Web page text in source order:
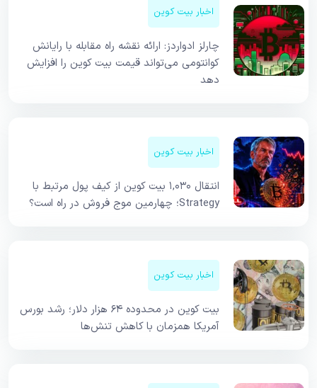
اخبار بیت کوین
چارلز ادواردز: ارائه نقشه راه مقابله با رایانش
کوانتومی می‌تواند قیمت بیت کوین را افزایش
دهد
اخبار بیت کوین
انتقال ۱,۰۳۰ بیت کوین از کیف پول مرتبط با
Strategy؛ چهارمین موج فروش در راه است؟
اخبار بیت کوین
بیت کوین در محدوده ۶۴ هزار دلار؛ رشد بورس
آمریکا همزمان با کاهش تنش‌ها